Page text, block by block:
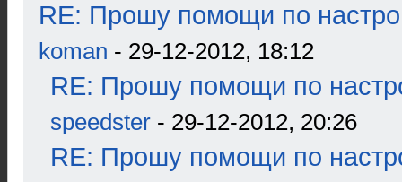
RE: Прошу помощи по
koman - 29-12-2012, 18:12
RE: Прошу помощи по
speedster - 29-12-2012, 20:26
RE: Прошу помощи по